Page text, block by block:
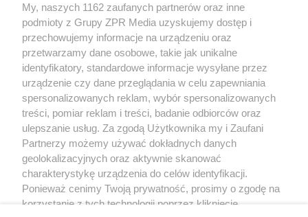
Żaden utwór zamieszczony w serwisie nie może być powielany i
rozpowszechniany lub dalej rozpowszechniany w jakikolwiek sposób (w
tym także elektroniczny lub mechaniczny) na jakimkolwiek polu
eksploatacji w jakiejkolwiek formie, włącznie z umieszczaniem w Internecie
bez pisemnej zgody właściciela praw. Jakiekolwiek użycie lub
wykorzystanie utworów w całości lub w części z naruszeniem prawa, tzn.
bez właściwej zgody, jest zabronione pod groźbą kary i może być ścigane
prawnie.
O nas
My, naszych 1162 zaufanych partnerów oraz inne
podmioty z Grupy ZPR Media uzyskujemy dostęp i
przechowujemy informacje na urządzeniu oraz
przetwarzamy dane osobowe, takie jak unikalne
identyfikatory, standardowe informacje wysyłane przez
urządzenie czy dane przeglądania w celu zapewniania
spersonalizowanych reklam, wybór spersonalizowanych
treści, pomiar reklam i treści, badanie odbiorców oraz
ulepszanie usług. Za zgodą Użytkownika my i Zaufani
Partnerzy możemy używać dokładnych danych
geolokalizacyjnych oraz aktywnie skanować
charakterystykę urządzenia do celów identyfikacji.
Ponieważ cenimy Twoją prywatność, prosimy o zgodę na
korzystanie z tych technologii poprzez kliknięcie